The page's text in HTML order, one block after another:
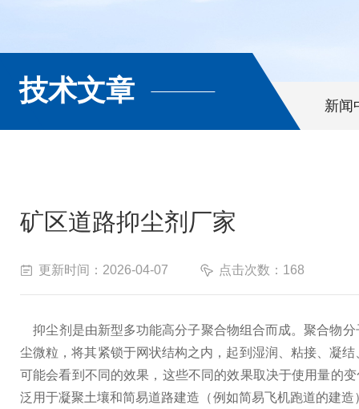
技术文章 新闻
矿区道路抑尘剂厂家
更新时间：2026-04-07 点击次数：168
抑尘剂是由新型多功能高分子聚合物组合而成。聚合物
尘微粒，将其紧锁于网状结构之内，起到湿润、粘接、凝
可能会看到不同的效果，这些不同的效果取决于使用量的
泛用于凝聚土壤和简易道路建造（例如简易飞机跑道的建